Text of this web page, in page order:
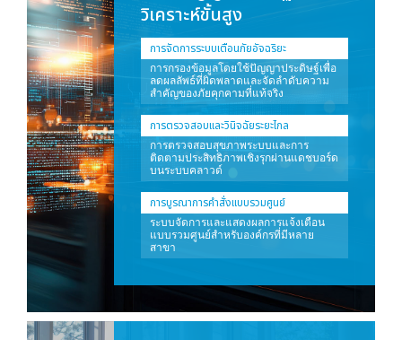
วิเคราะห์ขั้นสูง
การจัดการระบบเตือนภัยอัจฉริยะ
การกรองข้อมูลโดยใช้ปัญญาประดิษฐ์เพื่อ
ลดผลลัพธ์ที่ผิดพลาดและจัดลำดับความ
สำคัญของภัยคุกคามที่แท้จริง
การตรวจสอบและวินิจฉัยระยะไกล
การตรวจสอบสุขภาพระบบและการ
ติดตามประสิทธิภาพเชิงรุกผ่านแดชบอร์ด
บนระบบคลาวด์
การบูรณาการคำสั่งแบบรวมศูนย์
ระบบจัดการและแสดงผลการแจ้งเตือน
แบบรวมศูนย์สำหรับองค์กรที่มีหลาย
สาขา